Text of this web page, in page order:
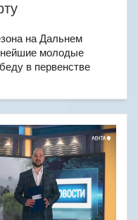
на Дальнем
молодые
в первенстве